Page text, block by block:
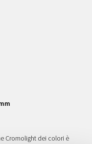
Cromolight dei colori è